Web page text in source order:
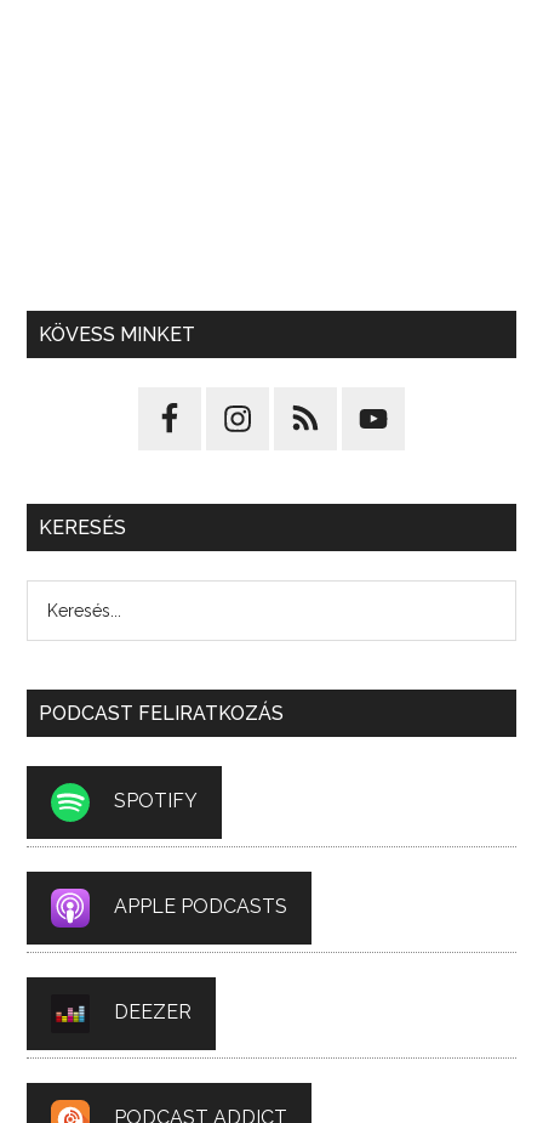
KÖVESS MINKET
KERESÉS
PODCAST FELIRATKOZÁS
SPOTIFY
APPLE PODCASTS
DEEZER
PODCAST ADDICT